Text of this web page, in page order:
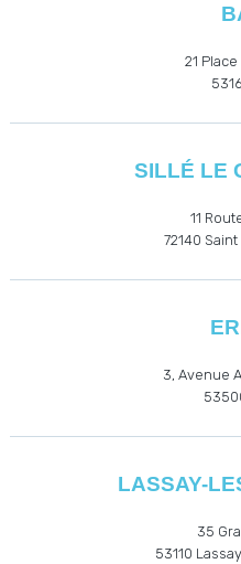
21
SILLÉ LE
11
72140
3, Avenue
LASSAY-
35
53110